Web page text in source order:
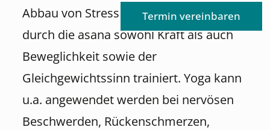
Termin vereinbaren
Abbau von Stress. Gleichzeitig werden
durch die asana sowohl Kraft als auch
Beweglichkeit sowie der
Gleichgewichtssinn trainiert. Yoga kann
u.a. angewendet werden bei nervösen
Beschwerden, Rückenschmerzen,